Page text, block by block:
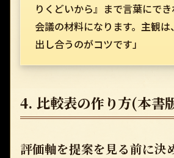
りくどいから』まで言葉にで
会議の材料になります。主観
出し合うのがコツです」
4. 比較表の作り方(本書
評価軸を提案を見る前に決